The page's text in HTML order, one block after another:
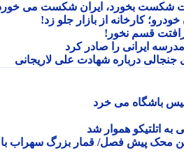
بخورد، ایران شکست می خورد
کارخانه از بازار جلو زد!
قسم نخور!
ایرانی را صادر کرد
درباره شهادت علی لاریجانی
باشگاه می خرد
هموار شد
پیش فصل/ قمار بزرگ سهراب با